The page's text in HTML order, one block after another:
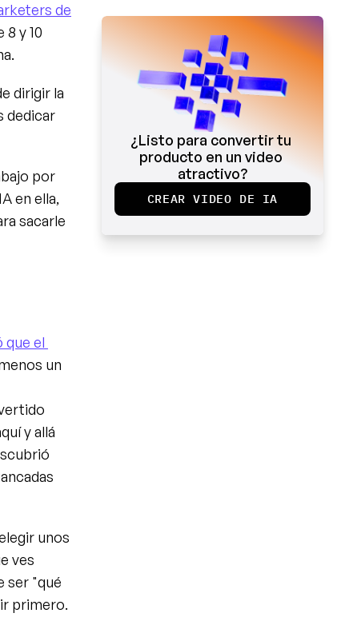
de
y 10
dirigir la
dedicar
por
en ella,
sacarle
que el
un
y allá
unos
ves
ser "qué
primero.
¿Listo para convertir tu
producto en un video
atractivo?
CREAR VIDEO DE IA